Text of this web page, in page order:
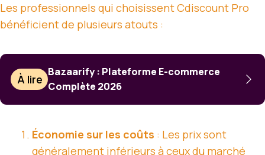
Les professionnels qui choisissent Cdiscount Pro
bénéficient de plusieurs atouts :
À lire
Bazaarify : Plateforme E-commerce
Complète 2026
Économie sur les coûts : Les prix sont
généralement inférieurs à ceux du marché